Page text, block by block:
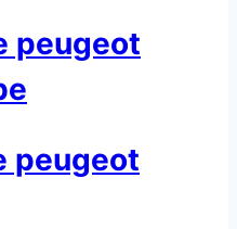
peugeot
peugeot